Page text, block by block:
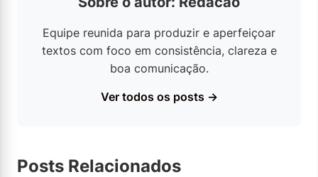
Equipe reunida para produzir e aperfeiçoar
textos com foco em consistência, clareza e
boa comunicação.
Ver todos os posts →
Posts Relacionados